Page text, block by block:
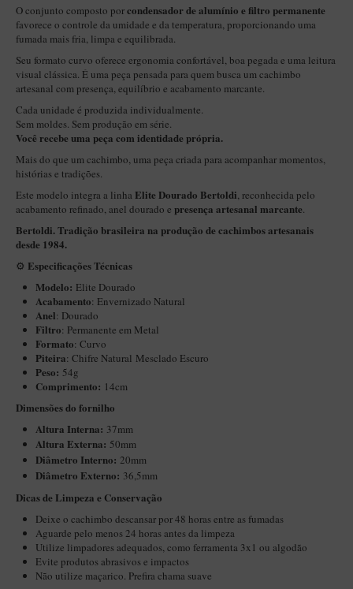
New Rose Polido
Petrus
Piccolo
Premium
Sextavado
Zuccardi
Callia
Hobby
Speciale
BB Liso e Rústico
Elite Longo
Barolo
CACHIMBOS ARTESANAIS DE BRIAR ITALIANO
Maestro – Briar Italiano
Churchwarden – Briar Italiano
Maestro Compacto – Briar Italiano
MONTE SEU KIT/INICIANTES
Blends Para Cachimbo
Cachimbos
Limpadores para Cachimbo
Suportes
O conjunto composto porcondensador de alumínio e filtro permanente
favorece o controle da umidade e da temperatura, proporcionando uma
fumada mais fria, limpa e equilibrada.
Seu formato curvo oferece ergonomia confortável, boa pegada e uma leitura
visual clássica. É uma peça pensada para quem busca um cachimbo
artesanal com presença, equilíbrio e acabamento marcante.
Cada unidade é produzida individualmente.
Sem moldes. Sem produção em série.
Você recebe uma peça com identidade própria.
Mais do que um cachimbo, uma peça criada para acompanhar momentos,
histórias e tradições.
Este modelo integra a linha Elite Dourado Bertoldi, reconhecida pelo
acabamento refinado, anel dourado e presença artesanal marcante.
Bertoldi. Tradição brasileira na produção de cachimbos artesanais
desde 1984.
⚙️ Especificações Técnicas
Modelo: Elite Dourado
Acabamento: Envernizado Natural
Anel: Dourado
Filtro: Permanente em Metal
Formato: Curvo
Piteira: Chifre Natural Mesclado Escuro
Peso: 54g
Comprimento: 14cm
Dimensões do fornilho
Altura Interna: 37mm
Altura Externa: 50mm
Diâmetro Interno: 20mm
Diâmetro Externo: 36,5mm
Dicas de Limpeza e Conservação
Deixe o cachimbo descansar por 48 horas entre as fumadas
Aguarde pelo menos 24 horas antes da limpeza
Utilize limpadores adequados, como ferramenta 3x1 ou algodão
Evite produtos abrasivos e impactos
Não utilize maçarico. Prefira chama suave